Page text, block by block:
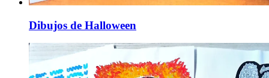
Dibujos de Halloween